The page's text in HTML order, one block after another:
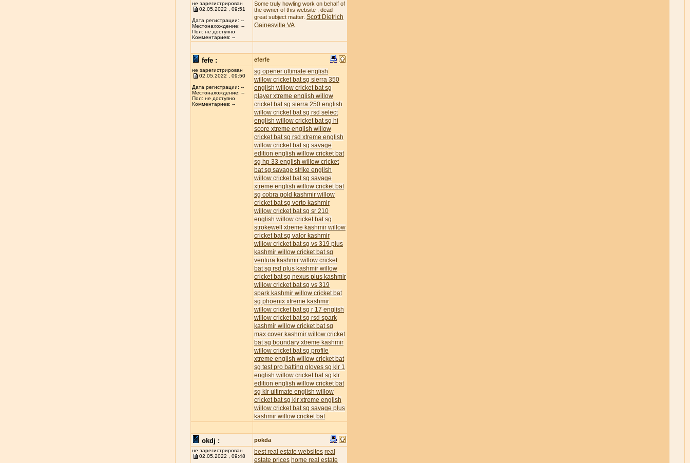
не зарегистрирован
02.05.2022 , 09:51
Дата регистрации: --
Местонахождение: --
Пол: не доступно
Комментариев: --
Some truly howling work on behalf of
the owner of this website , dead
great subject matter. Scott Dietrich
Gainesville VA
fefe : eferfe
не зарегистрирован
02.05.2022 , 09:50
Дата регистрации: --
Местонахождение: --
Пол: не доступно
Комментариев: --
sg opener ultimate english
willow cricket batsg sierra 350
english willow cricket batsg
player xtreme english willow
cricket batsg sierra 250 english
willow cricket batsg rsd select
english willow cricket batsg hi
score xtreme english willow
cricket batsg rsd xtreme english
willow cricket batsg savage
edition english willow cricket bat
sg hp 33 english willow cricket
batsg savage strike english
willow cricket batsg savage
xtreme english willow cricket bat
sg cobra gold kashmir willow
cricket batsg verto kashmir
willow cricket batsg sr 210
english willow cricket batsg
strokewell xtreme kashmir willow
cricket batsg valor kashmir
willow cricket batsg vs 319 plus
kashmir willow cricket batsg
ventura kashmir willow cricket
batsg rsd plus kashmir willow
cricket batsg nexus plus kashmir
willow cricket batsg vs 319
spark kashmir willow cricket bat
sg phoenix xtreme kashmir
willow cricket batsg r 17 english
willow cricket batsg rsd spark
kashmir willow cricket batsg
max cover kashmir willow cricket
batsg boundary xtreme kashmir
willow cricket batsg profile
xtreme english willow cricket bat
sg test pro batting gloves sg klr 1
english willow cricket batsg klr
edition english willow cricket bat
sg klr ultimate english willow
cricket batsg klr xtreme english
willow cricket batsg savage plus
kashmir willow cricket bat
okdj : pokda
не зарегистрирован
02.05.2022 , 09:48
best real estate websites real
estate prices home real estate